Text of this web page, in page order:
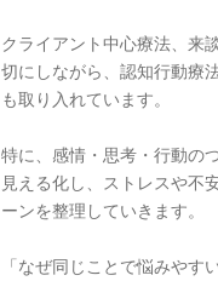
クライアント中心療法、来
切にしながら、認知行動療
も取り入れています。
特に、感情・思考・行動の
見える化し、ストレスや不
ーンを整理していきます。
「なぜ同じことで悩みやす